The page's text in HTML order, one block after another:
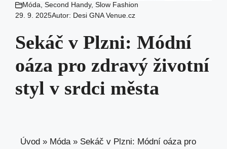
Móda Second Handy, Slow Fashion
29. 9. 2025Autor: Desi GNA Venue.cz
Sekáč v Plzni: Módní
oáza pro zdravý životní
styl v srdci města
Úvod » Móda» Sekáč v Plzni: Módní oáza pro